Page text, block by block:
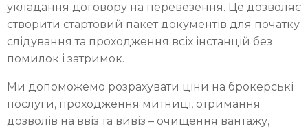
укладання договору на перевезення. Це дозволяє
створити стартовий пакет документів для початку
слідування та проходження всіх інстанцій без
помилок і затримок.
Ми допоможемо розрахувати ціни на брокерські
послуги, проходження митниці, отримання
дозволів на ввіз та вивіз – очищення вантажу,